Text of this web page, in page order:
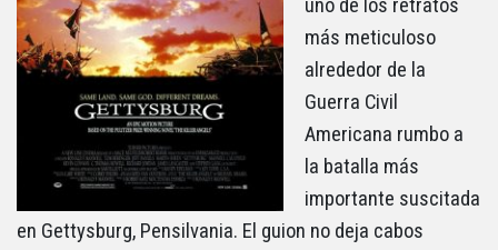
uno de los retratos
más meticuloso
alrededor de la
Guerra Civil
Americana rumbo a
la batalla más
importante suscitada
en Gettysburg, Pensilvania. El guion no deja cabos